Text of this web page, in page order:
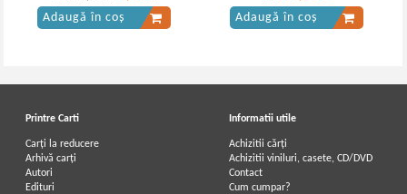
Adaugă în coș Adaugă în coș
Printre Carti
Carți la reducere
Arhivă carți
Autori
Edituri
Informatii utile
Achizitii cărți
Achizitii viniluri, casete, CD/DVD
Contact
Cum cumpar?